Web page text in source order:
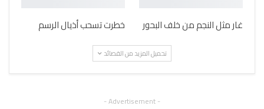
غار مثل النجم من خلف البحور خطرت تسحب أذيال الرسم
تحميل المزيد من القصائد
- Advertisement -